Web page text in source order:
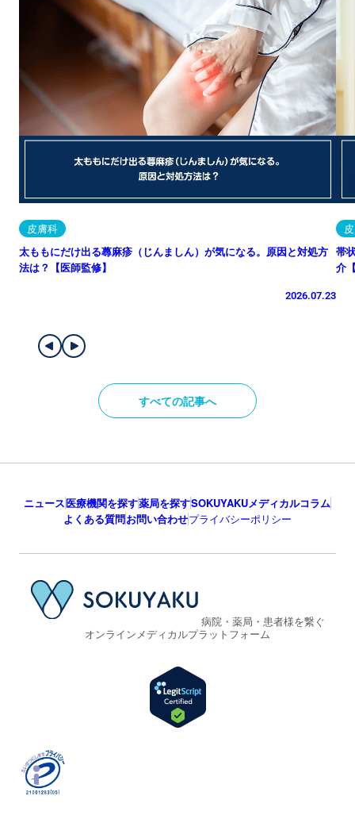
皮膚科
太ももにだけ出る蕁麻疹（じんましん）が気になる。原因と対処方
法は？【医師監修】
2026.07.23
帯
介
すべての記事へ
ニュース医療機関を探す薬局を探すSOKUYAKUメディカルコラム
よくある質問お問い合わせプライバシーポリシー
病院・薬局・患者様を繋ぐ
オンラインメディカルプラットフォーム